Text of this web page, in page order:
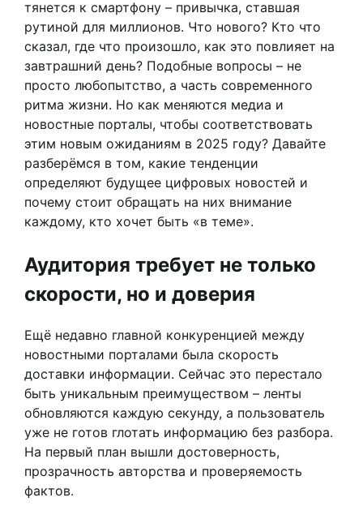
тянется к смартфону – привычка, ставшая
рутиной для миллионов. Что нового? Кто что
сказал, где что произошло, как это повлияет на
завтрашний день? Подобные вопросы – не
просто любопытство, а часть современного
ритма жизни. Но как меняются медиа и
новостные порталы, чтобы соответствовать
этим новым ожиданиям в 2025 году? Давайте
разберёмся в том, какие тенденции
определяют будущее цифровых новостей и
почему стоит обращать на них внимание
каждому, кто хочет быть «в теме».
Аудитория требует не только
скорости, но и доверия
Ещё недавно главной конкуренцией между
новостными порталами была скорость
доставки информации. Сейчас это перестало
быть уникальным преимуществом – ленты
обновляются каждую секунду, а пользователь
уже не готов глотать информацию без разбора.
На первый план вышли достоверность,
прозрачность авторства и проверяемость
фактов.